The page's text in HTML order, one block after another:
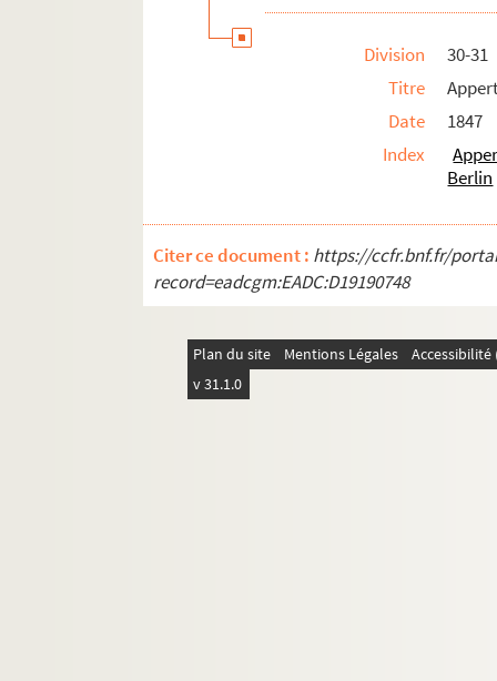
Division
30-31
Titre
Date
1847
Index
Berlin
Citer ce document : https://ccfr.bnf.fr/
record=eadcgm:EADC:D19190748
Plan du site Mentions Légales
v 31.1.0